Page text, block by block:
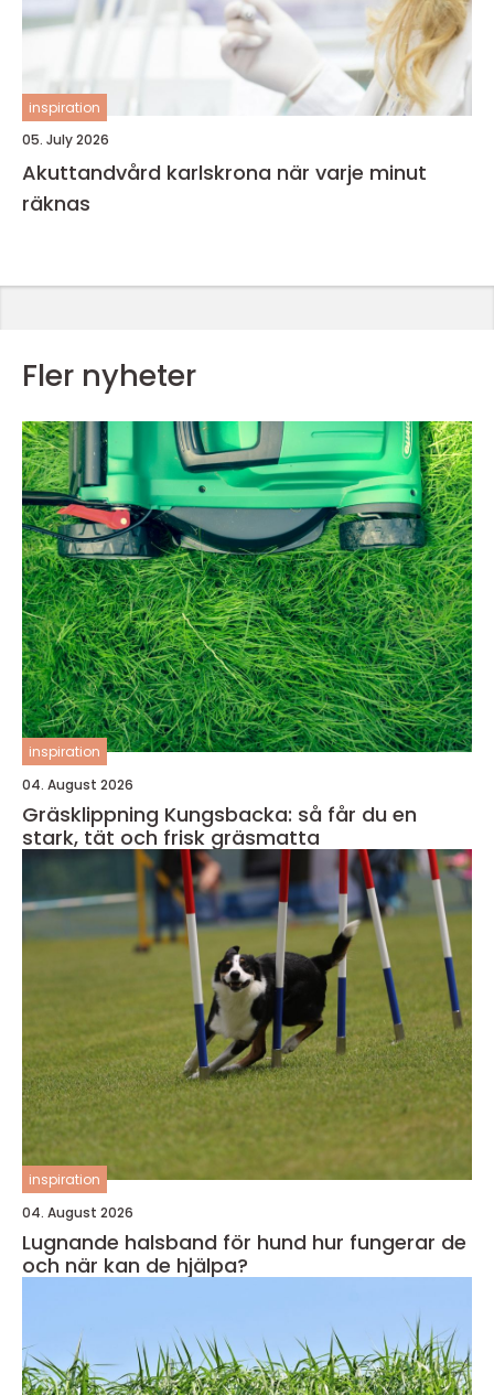
inspiration
05. July 2026
Akuttandvård karlskrona när varje minut
räknas
Fler nyheter
inspiration
04. August 2026
Gräsklippning Kungsbacka: så får du en
stark, tät och frisk gräsmatta
inspiration
04. August 2026
Lugnande halsband för hund hur fungerar de
och när kan de hjälpa?